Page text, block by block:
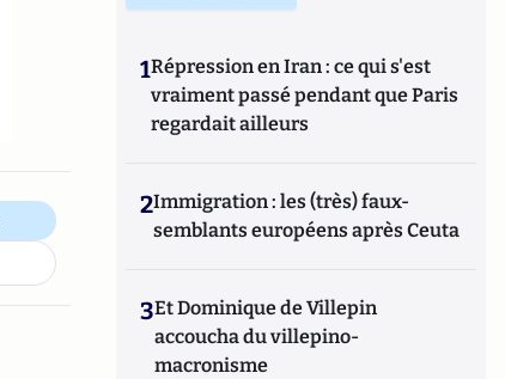
1Répression en Iran : ce qui s'est
vraiment passé pendant que Paris
regardait ailleurs
2Immigration : les (très) faux-
semblants européens après Ceuta
3Et Dominique de Villepin
accoucha du villepino-
macronisme